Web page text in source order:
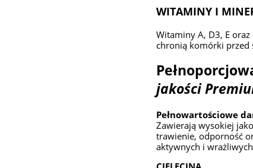
WITAMINY I
Witaminy A, D3, E
chronią komórki przed
jakości
Pełnowartościowe
Zawierają wysokiej
trawienie, odporność
aktywnych i